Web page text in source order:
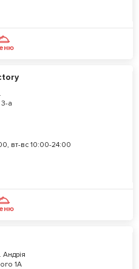
а
вт-вс 10:00-24:00
Андрія
1А